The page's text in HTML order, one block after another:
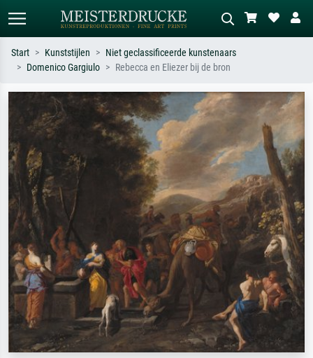
Zoek op kunstenaar, titel of stijl – bijv.
Monet, Sterrennacht, impressionisme,
Hokusai-golf, naakt.
Beschrijf de scène – bijv. groene
weide, abstract met veel rood, donker
olieverfschilderij, staand naakt naast
een boom.
Start Kunststijlen
Niet geclassificeerde kunstenaars
Domenico Gargiulo
Rebecca en Eliezer bij de bron